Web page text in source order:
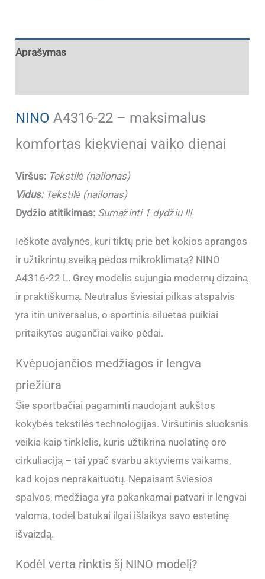
Aprašymas
NINO A4316-22 – maksimalus
komfortas kiekvienai vaiko dienai
Viršus: Tekstilė (nailonas)
Vidus:Tekstilė (nailonas)
Dydžio atitikimas: Sumažinti 1 dydžiu !!!
Ieškote avalynės, kuri tiktų prie bet kokios aprangos
ir užtikrintų sveiką pėdos mikroklimatą? NINO
A4316-22 L. Grey modelis sujungia modernų dizainą
ir praktiškumą. Neutralus šviesiai pilkas atspalvis
yra itin universalus, o sportinis siluetas puikiai
pritaikytas augančiai vaiko pėdai.
Kvėpuojančios medžiagos ir lengva
priežiūra
Šie sportbačiai pagaminti naudojant aukštos
kokybės tekstilės technologijas. Viršutinis sluoksnis
veikia kaip tinklelis, kuris užtikrina nuolatinę oro
cirkuliaciją – tai ypač svarbu aktyviems vaikams,
kad kojos neprakaituotų. Nepaisant šviesios
spalvos, medžiaga yra pakankamai patvari ir lengvai
valoma, todėl batukai ilgai išlaikys savo estetinę
išvaizdą.
Kodėl verta rinktis šį NINO modelį?